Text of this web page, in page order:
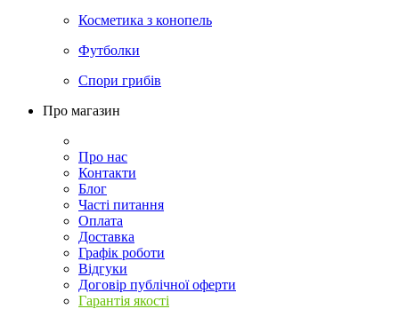
Косметика з конопель
Футболки
Спори грибів
Про магазин
Про нас
Контакти
Блог
Часті питання
Оплата
Доставка
Графік роботи
Відгуки
Договір публічної оферти
Гарантія якості